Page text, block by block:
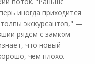
иногда приходится
экскурсантов," —
рядом с замком
что новый
чем плохо.